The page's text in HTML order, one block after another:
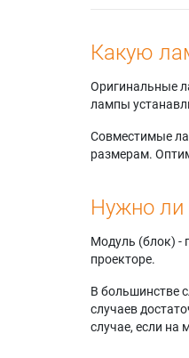
Какую
Оригинальные
лампы
Совместимые
размерам.
Нужно ли
Модуль (блок) -
проекторе.
В большинстве
случаев
случае, если на